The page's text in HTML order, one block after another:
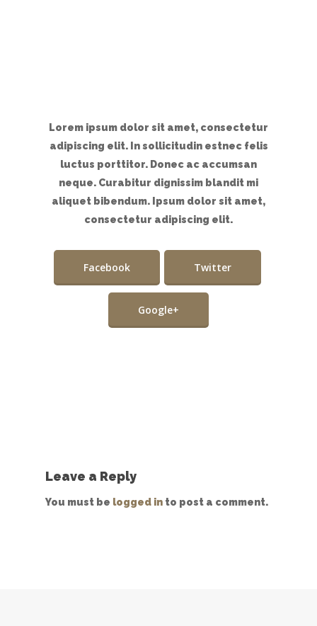
Lorem ipsum dolor sit amet, consectetur
adipiscing elit. In sollicitudin estnec felis
luctus porttitor. Donec ac accumsan
neque. Curabitur dignissim blandit mi
aliquet bibendum. Ipsum dolor sit amet,
consectetur adipiscing elit.
Facebook Twitter
Google+
Leave a Reply
You must be logged in to post a comment.